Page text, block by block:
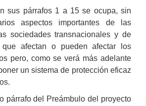
sus párrafos 1 a 15 se ocupa, sin
aspectos importantes de las
sociedades transnacionales y de
que afectan o pueden afectar los
pero, como se verá más adelante
un sistema de protección eficaz
párrafo del Preámbulo del proyecto